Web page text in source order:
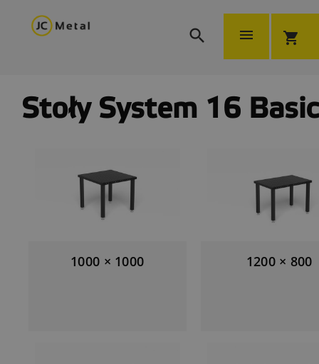
  shopping_cart
Stoły System 16 Basic
1000 × 1000 1200 × 800